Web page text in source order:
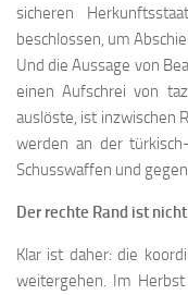
sicheren
beschlossen, um
Und die Aussage von
einen Aufschrei von
auslöste, ist inzwischen
werden an der
Schusswaffen und
Der rechte Rand ist
Klar ist daher: die
weitergehen. Im